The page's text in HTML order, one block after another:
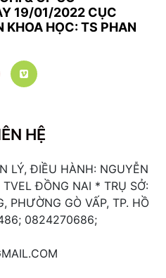
19/01/2022 CỤC
KHOA HỌC: TS PHAN
HỆ
LÝ, ĐIỀU HÀNH: NGUYỄN
ĐỒNG NAI * TRỤ SỞ:
PHƯỜNG GÒ VẤP, TP. HỒ
0824270686;